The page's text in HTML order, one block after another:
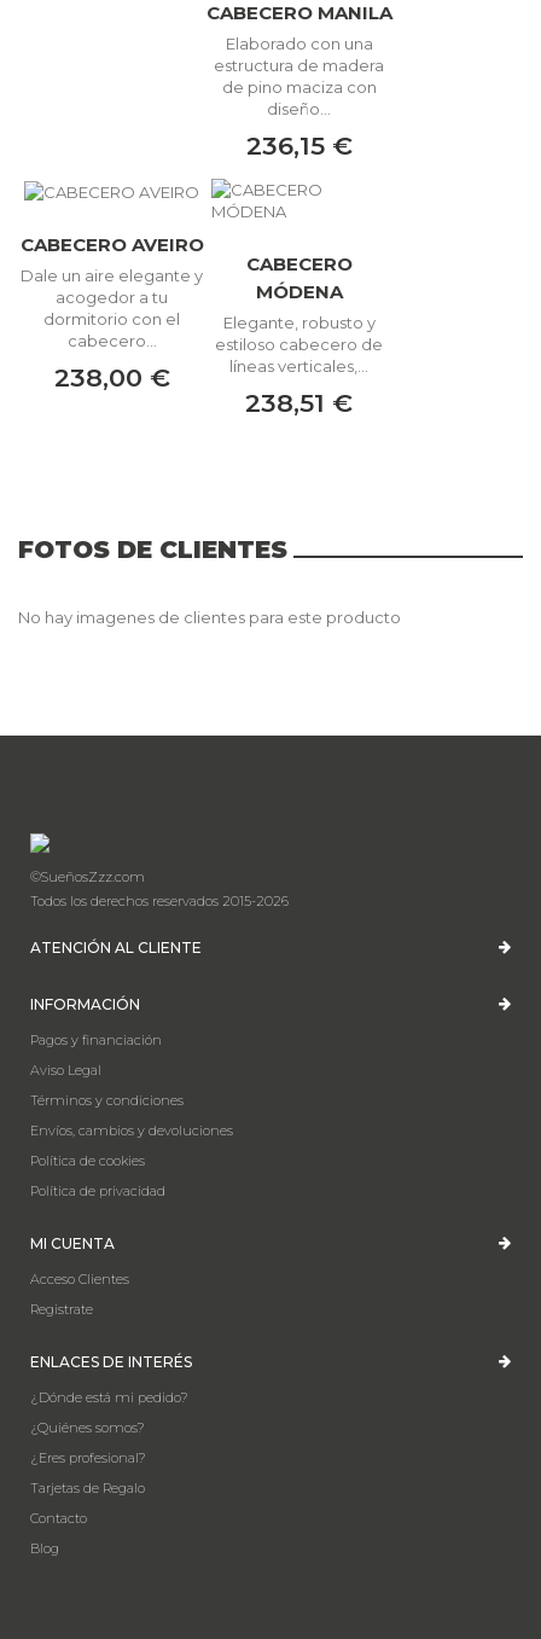
CABECERO MANILA
Elaborado con una
estructura de madera
de pino maciza con
diseño...
236,15 €
CABECERO AVEIRO
Dale un aire elegante y
acogedor a tu
dormitorio con el
cabecero...
238,00 €
CABECERO
MÓDENA
Elegante, robusto y
estiloso cabecero de
líneas verticales,...
238,51 €
FOTOS DE CLIENTES
No hay imagenes de clientes para este producto
©SueñosZzz.com
Todos los derechos reservados 2015-2026
ATENCIÓN AL CLIENTE
INFORMACIÓN
Pagos y financiación
Aviso Legal
Términos y condiciones
Envíos, cambios y devoluciones
Política de cookies
Política de privacidad
MI CUENTA
Acceso Clientes
Registrate
ENLACES DE INTERÉS
¿Dónde está mi pedido?
¿Quiénes somos?
¿Eres profesional?
Tarjetas de Regalo
Contacto
Blog